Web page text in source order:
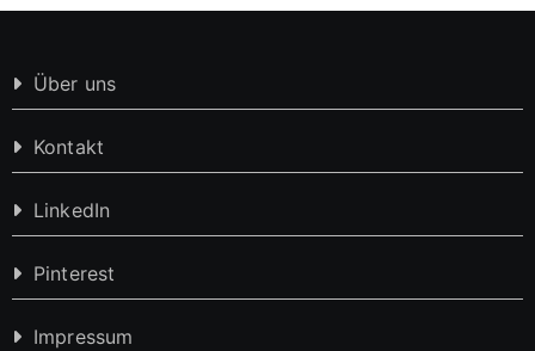
Über uns
Kontakt
LinkedIn
Pinterest
Impressum